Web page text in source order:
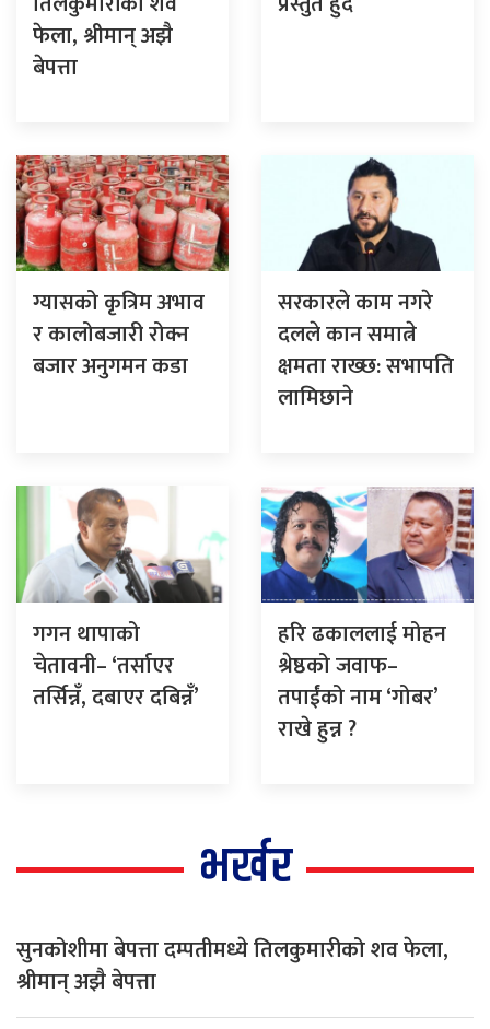
फेला, श्रीमान् अझै
बेपत्ता
ग्यासको कृत्रिम अभाव
र कालोबजारी रोक्न
बजार अनुगमन कडा
सरकारले काम नगरे
दलले कान समात्ने
क्षमता राख्छ: सभापति
लामिछाने
गगन थापाको
चेतावनी– ‘तर्साएर
तर्सिन्नँ, दबाएर दबिन्नँ’
हरि ढकाललाई मोहन
श्रेष्ठको जवाफ–
तपाईंको नाम ‘गोबर’
राखे हुन्न ?
भर्खर
सुनकोशीमा बेपत्ता दम्पतीमध्ये तिलकुमारीको शव फेला,
श्रीमान् अझै बेपत्ता